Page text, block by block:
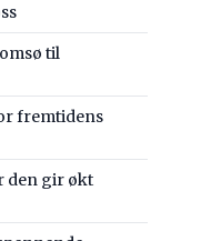
til
fremtidens
den gir økt